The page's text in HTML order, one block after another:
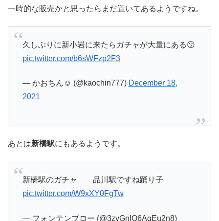
一時的な販売かと思ったらまだ置いてあるようですね。
久しぶりに新小岩に来たらガチャが大量にある😗
pic.twitter.com/b6sWFzp2F3
— かおちん☺︎︎ (@kaochin777) December 18,
2021
あとは新橋駅にもあるようです。
新橋駅のガチャ 品川駅ですね踊り子
pic.twitter.com/W9xXY0FgTw
— フォンテンブロー (@3zvGnIQ6AqEu2n8)